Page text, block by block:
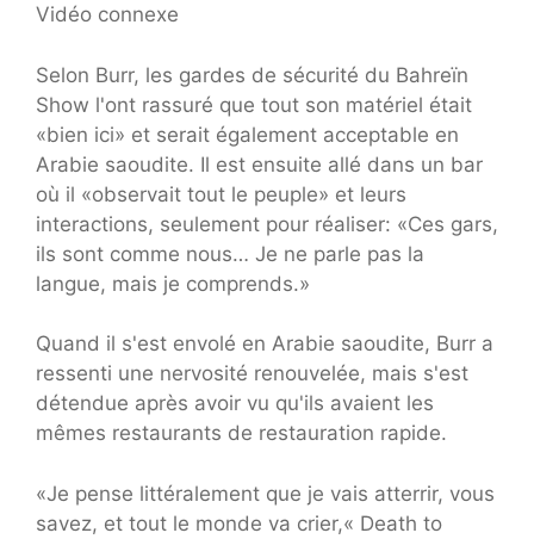
Vidéo connexe
Selon Burr, les gardes de sécurité du Bahreïn
Show l'ont rassuré que tout son matériel était
«bien ici» et serait également acceptable en
Arabie saoudite. Il est ensuite allé dans un bar
où il «observait tout le peuple» et leurs
interactions, seulement pour réaliser: «Ces gars,
ils sont comme nous… Je ne parle pas la
langue, mais je comprends.»
Quand il s'est envolé en Arabie saoudite, Burr a
ressenti une nervosité renouvelée, mais s'est
détendue après avoir vu qu'ils avaient les
mêmes restaurants de restauration rapide.
«Je pense littéralement que je vais atterrir, vous
savez, et tout le monde va crier,« Death to